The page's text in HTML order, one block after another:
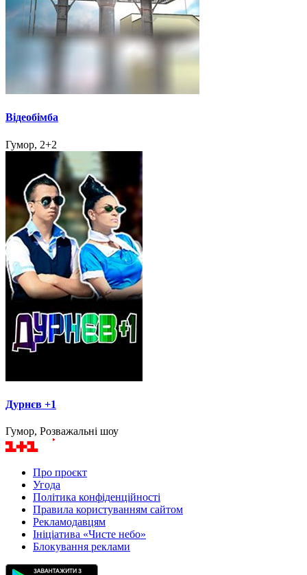
Відеобімба
Гумор, 2+2
Дурнєв +1
Гумор, Розважальні шоу
Про проєкт
Угода
Політика конфіденційності
Правила користуванням сайтом
Рекламодавцям
Ініціатива «Чисте небо»
Блокування реклами